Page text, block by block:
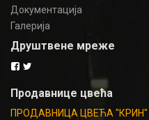
Документација
Галерија
Друштвене мреже
Продавнице цвећа
ПРОДАВНИЦА ЦВЕЋА "КРИН"